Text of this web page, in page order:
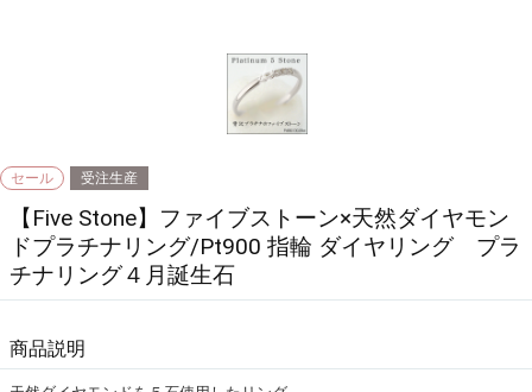
【Five Stone】ファイブストーン×天然ダイヤモン
ドプラチナリング/Pt900 指輪 ダイヤリング プラ
チナリング４月誕生石
商品説明
天然ダイヤモンドを５石使用したリング
シンプルなフォルムの指輪、でも輝きは本物
る。